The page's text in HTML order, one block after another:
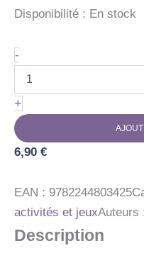
Disponibilité : En stock
-quantité
de
GND
LIVRE
JEUX
CHERCHE
TRO
5
+
6,90 €
EAN : 9782244803425
activités et jeuxAuteurs :
Description